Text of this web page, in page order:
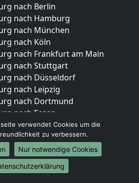
nach Berlin
nach Hamburg
nach München
nach Köln
nach Frankfurt am Main
nach Stuttgart
nach Düsseldorf
nach Leipzig
nach Dortmund
nach Essen
nach Bremen
nach Dresden
nach Hannover
nach Nürnberg
nach Duisburg
verwendet Cookies um die
zu verbessern.
Nur notwendige Cookies